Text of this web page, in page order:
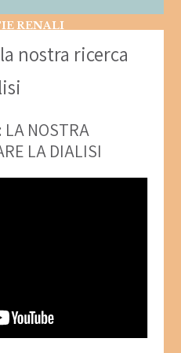
RENALI
nostra ricerca
LA NOSTRA
LA DIALISI